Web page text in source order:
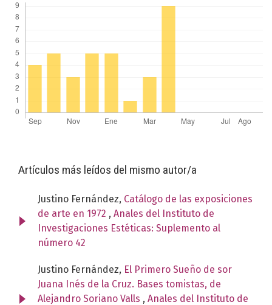
Artículos más leídos del mismo autor/a
Justino Fernández, Catálogo de las exposiciones
de arte en 1972 , Anales del Instituto de
Investigaciones Estéticas: Suplemento al
número 42
Justino Fernández, El Primero Sueño de sor
Juana Inés de la Cruz. Bases tomistas, de
Alejandro Soriano Valls , Anales del Instituto de